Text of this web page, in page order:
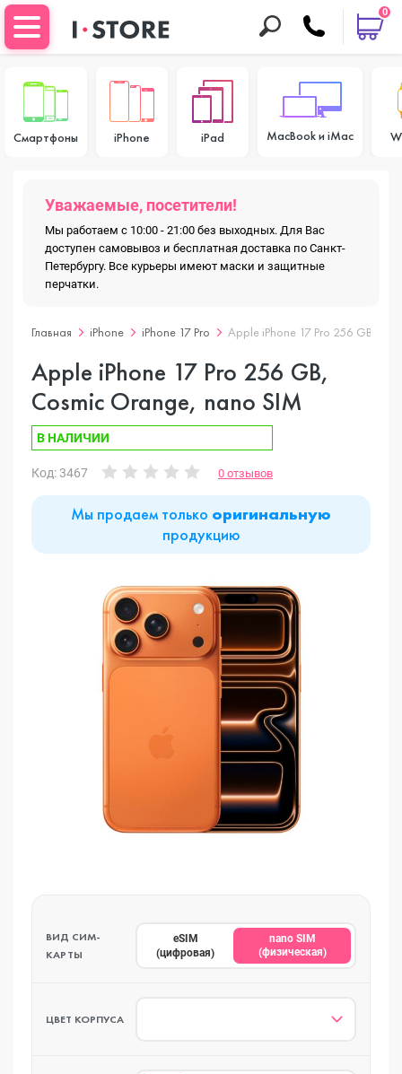
0
Смартфоны iPhone iPad MacBook и iMac
Уважаемые, посетители!
Мы работаем с 10:00 - 21:00 без выходных. Для Вас
доступен самовывоз и бесплатная доставка по Санкт-
Петербургу. Все курьеры имеют маски и защитные
перчатки.
Главная iPhone iPhone 17 Pro Apple iPhone 17 Pro 256 GB,
Apple iPhone 17 Pro 256 GB,
Cosmic Orange, nano SIM
В НАЛИЧИИ
Код: 3467 0 отзывов
Мы продаем только оригинальную
продукцию
ВИД СИМ-
КАРТЫ
eSIM
(цифровая)
nano SIM
(физическая)
ЦВЕТ КОРПУСА